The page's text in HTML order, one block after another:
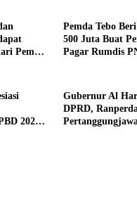
Pemda
Pemda Tebo
500 Juta Buat
Pagar Rumdis
2025
Gubernur Al
DPRD,